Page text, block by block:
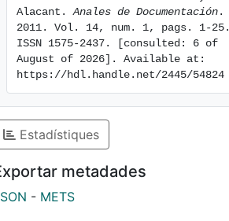
Alacant. Anales de Documentación .
2011. Vol. 14, num. 1, pags. 1-25.
ISSN 1575-2437. [consulted: 6 of
August of 2026]. Available at:
https://hdl.handle.net/2445/54824
Estadístiques
metadades
- METS